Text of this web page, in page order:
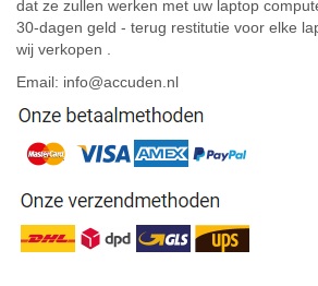
dat ze zullen werken met uw laptop
30-dagen geld - terug restitutie voor elke
wij verkopen .
Email: info@accuden.nl